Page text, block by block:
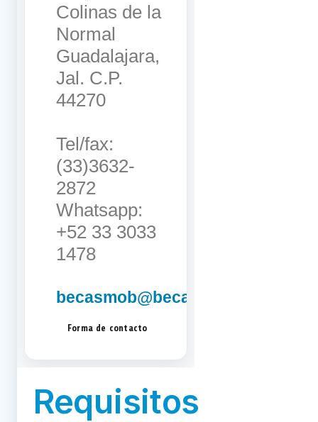
Colinas de la
Normal
Guadalajara,
Jal. C.P.
44270
Tel/fax:
(33)3632-
2872
Whatsapp:
+52 33 3033
1478
becasmob@becasmob.org.mx
Forma de contacto
Requisitos